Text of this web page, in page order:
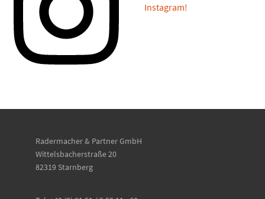
Instagram!
Radermacher & Partner GmbH
Wittelsbacherstraße 20
82319 Starnberg